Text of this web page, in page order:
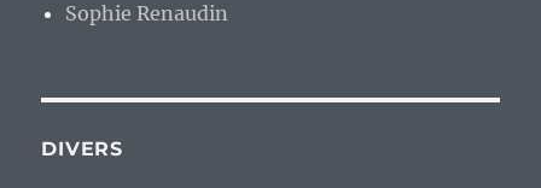
Sophie Renaudin
DIVERS